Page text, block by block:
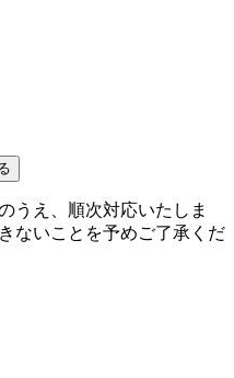
うえ、順次対応いたしま
ないことを予めご了承くだ